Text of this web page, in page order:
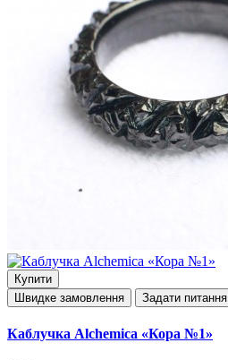
Купити
Швидке замовлення
Задати питання
Каблучка Alchemica «Кора №1»